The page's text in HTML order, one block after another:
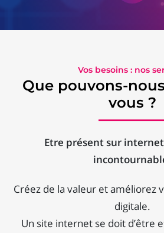
Vos besoins : nos
Que pouvons-
vous ?
Etre présent sur
Créez de la valeur et améliorez
digitale.
Un site internet se doit d’être